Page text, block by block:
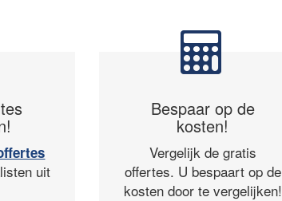
uit
Bespaar op de
kosten!
Vergelijk de gratis
offertes. U bespaart op de
kosten door te vergelijken!